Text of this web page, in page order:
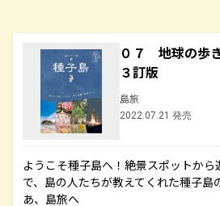
０７ 地球の
３訂版
島旅
2022.07.21 発売
ようこそ種子島へ！絶景スポットから
で、島の人たちが教えてくれた種子島
あ、島旅へ